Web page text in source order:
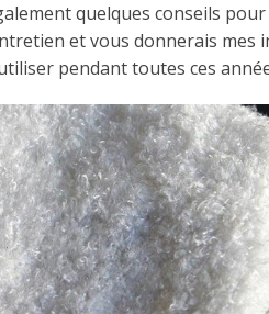
quelques conseils
et vous donnerais mes
pendant toutes ces